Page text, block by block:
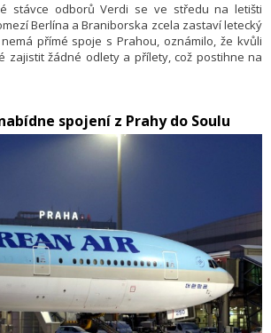
stávce odborů Verdi se ve středu na letišti
Berlína a Braniborska zcela zastaví letecký
přímé spoje s Prahou, oznámilo, že kvůli
zajistit žádné odlety a přílety, což postihne na
spojení z Prahy do Soulu